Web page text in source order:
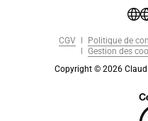
CGV Politique de
Gestion des
Copyright © 2026